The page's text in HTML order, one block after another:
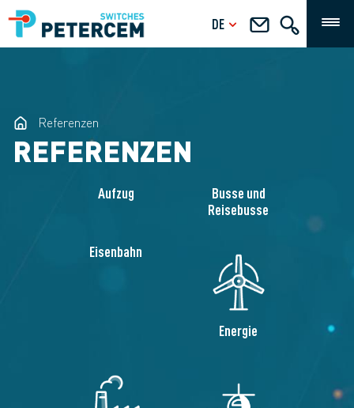
DE
Referenzen
REFERENZEN
Aufzug
Busse und
Reisebusse
Eisenbahn
Energie